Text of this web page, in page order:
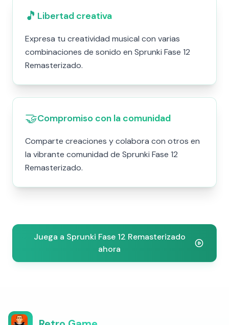
🎵 Libertad creativa
Expresa tu creatividad musical con varias
combinaciones de sonido en Sprunki Fase 12
Remasterizado.
🤝Compromiso con la comunidad
Comparte creaciones y colabora con otros en
la vibrante comunidad de Sprunki Fase 12
Remasterizado.
Juega a Sprunki Fase 12 Remasterizado
ahora